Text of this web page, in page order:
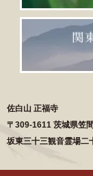
佐白山 正福寺
〒 309-1611 茨城県笠
坂東三十三観音霊場二